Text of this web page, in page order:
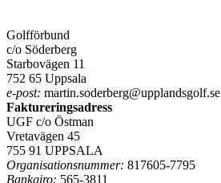
Golfförbund
c/o Söderberg
Starbovägen 11
752 65 Uppsala
e-post: martin.soderberg@upplandsgolf.se
Faktureringsadress
UGF c/o Östman
Vretavägen 45
755 91 UPPSALA
Organisationsnummer: 817605-7795
Bankgiro: 565-3811